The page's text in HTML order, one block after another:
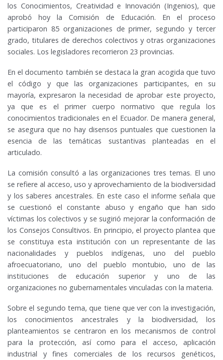
los Conocimientos, Creatividad e Innovación (Ingenios), que
aprobó hoy la Comisión de Educación. En el proceso
participaron 85 organizaciones de primer, segundo y tercer
grado, titulares de derechos colectivos y otras organizaciones
sociales. Los legisladores recorrieron 23 provincias.
En el documento también se destaca la gran acogida que tuvo
el código y que las organizaciones participantes, en su
mayoría, expresaron la necesidad de aprobar este proyecto,
ya que es el primer cuerpo normativo que regula los
conocimientos tradicionales en el Ecuador. De manera general,
se asegura que no hay disensos puntuales que cuestionen la
esencia de las temáticas sustantivas planteadas en el
articulado.
La comisión consultó a las organizaciones tres temas. El uno
se refiere al acceso, uso y aprovechamiento de la biodiversidad
y los saberes ancestrales. En este caso el informe señala que
se cuestionó el constante abuso y engaño que han sido
víctimas los colectivos y se sugirió mejorar la conformación de
los Consejos Consultivos. En principio, el proyecto plantea que
se constituya esta institución con un representante de las
nacionalidades y pueblos indígenas, uno del pueblo
afroecuatoriano, uno del pueblo montubio, uno de las
instituciones de educación superior y uno de las
organizaciones no gubernamentales vinculadas con la materia.
Sobre el segundo tema, que tiene que ver con la investigación,
los conocimientos ancestrales y la biodiversidad, los
planteamientos se centraron en los mecanismos de control
para la protección, así como para el acceso, aplicación
industrial y fines comerciales de los recursos genéticos,